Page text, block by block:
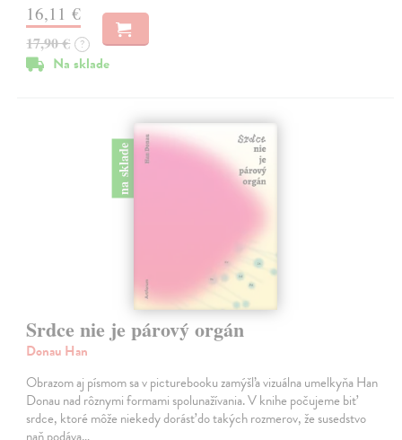
16,11 €
17,90 € ?
Na sklade
na sklade
Srdce nie je párový orgán
Donau Han
Obrazom aj písmom sa v picturebooku zamýšľa vizuálna umelkyňa Han
Donau nad rôznymi formami spolunažívania. V knihe počujeme biť
srdce, ktoré môže niekedy dorásť do takých rozmerov, že susedstvo